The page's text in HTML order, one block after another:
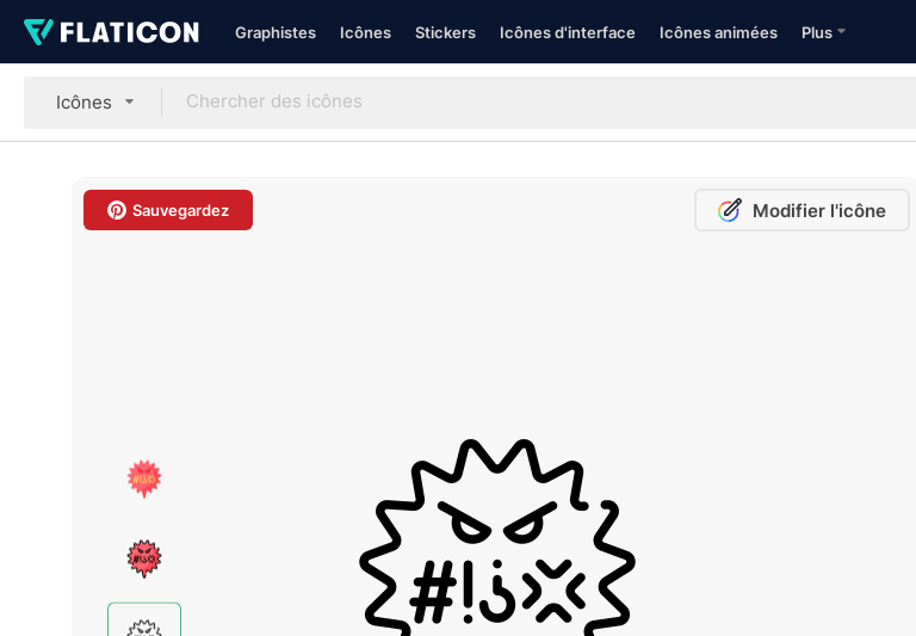
Graphistes Icônes Stickers Icônes d'interface Icônes animées Plus
Icônes
Sauvegardez Modifier l'icône